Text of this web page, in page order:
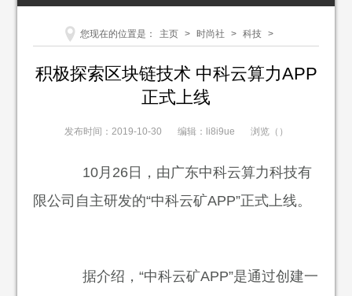
您现在的位置是： 主页 > 时尚社 > 科技 >
积极探索区块链技术 中科云算力APP
正式上线
发布时间：2019-10-30 编辑：li8i9ue 浏览（ ）
10月26日，由广东中科云算力科技有
限公司自主研发的“中科云矿APP”正式上线。
据介绍，“中科云矿APP”是通过创建一